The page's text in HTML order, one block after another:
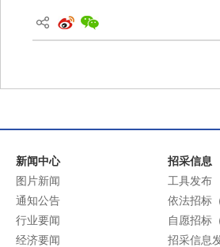
新闻中心
图片新闻
通知公告
行业要闻
经济要闻
招采信息
工具发布
依法招标
自愿招标
招采信息